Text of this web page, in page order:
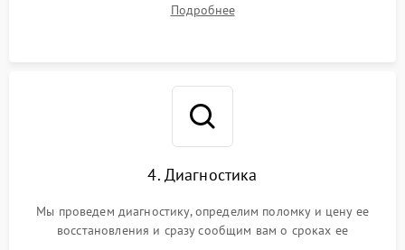
Подробнее
4. Диагностика
Мы проведем диагностику, определим поломку и цену ее
восстановления и сразу сообщим вам о сроках ее